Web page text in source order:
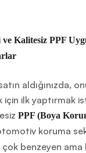
Kalitesiz PPF
aldığınızda,
için ilk yaptırmak
PPF (Boya
koruma
çok benzeyen ama